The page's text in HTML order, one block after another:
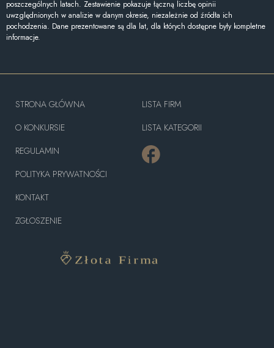
poszczególnych latach. Zestawienie pokazuje łączną liczbę opinii
uwzględnionych w analizie w danym okresie, niezależnie od źródła ich
pochodzenia. Dane prezentowane są dla lat, dla których dostępne były kompletne
informacje.
STRONA GŁÓWNA
O KONKURSIE
REGULAMIN
POLITYKA PRYWATNOŚCI
KONTAKT
ZGŁOSZENIE
LISTA FIRM
LISTA KATEGORII